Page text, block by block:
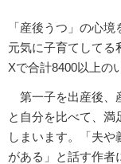
「産後うつ」の心
元気に子育てしてる
Xで合計8400以上の
第一子を出産後、
と自分を比べて、満
しまいます。「夫
がある」と話す作者